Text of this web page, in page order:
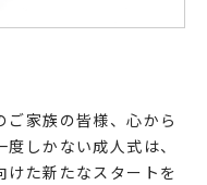
家族の皆様、心から
しかない成人式は、
けた新たなスタートを